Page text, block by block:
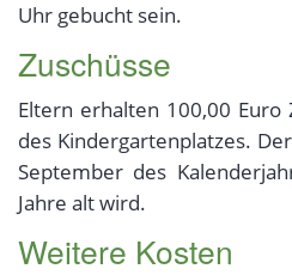
Uhr gebucht sein.
Zuschüsse
Eltern erhalten 100,00 Euro
des Kindergartenplatzes.
September des
Jahre alt wird.
Weitere Kosten